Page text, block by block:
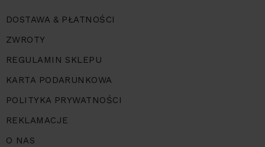
DOSTAWA & PŁATNOŚCI
ZWROTY
REGULAMIN SKLEPU
KARTA PODARUNKOWA
POLITYKA PRYWATNOŚCI
REKLAMACJE
O NAS